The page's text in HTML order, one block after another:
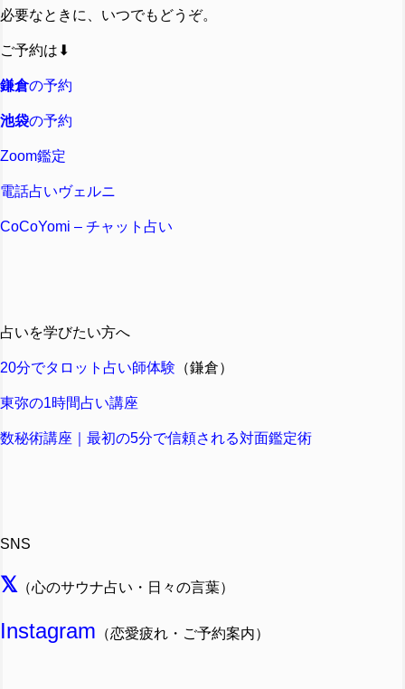
必要なときに、いつでもどうぞ。
ご予約は⬇︎
鎌倉の予約
池袋の予約
Zoom鑑定
電話占いヴェルニ
CoCoYomi – チャット占い
占いを学びたい方へ
20分でタロット占い師体験 （鎌倉）
東弥の1時間占い講座
数秘術講座｜最初の5分で信頼される対面鑑定術
SNS
𝕏（心のサウナ占い・日々の言葉）
Instagram （恋愛疲れ・ご予約案内）